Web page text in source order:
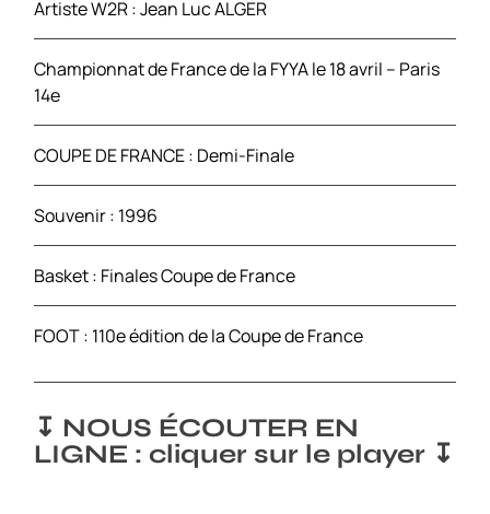
Artiste W2R : Jean Luc ALGER
Championnat de France de la FYYA le 18 avril – Paris
14e
COUPE DE FRANCE : Demi-Finale
Souvenir : 1996
Basket : Finales Coupe de France
FOOT : 110e édition de la Coupe de France
↧ NOUS ÉCOUTER EN
LIGNE : cliquer sur le player ↧